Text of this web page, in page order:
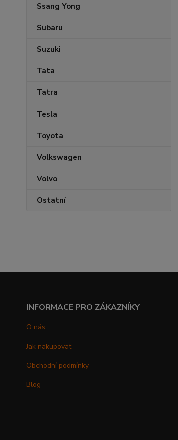
Ssang Yong
Subaru
Suzuki
Tata
Tatra
Tesla
Toyota
Volkswagen
Volvo
Ostatní
INFORMACE PRO ZÁKAZNÍKY
O nás
Jak nakupovat
Obchodní podmínky
Blog